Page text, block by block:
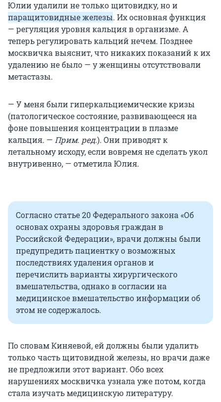
Юлии удалили не только щитовидку, но и
паращитовидные железы. Их основная функция
— регуляция уровня кальция в организме. А
теперь регулировать кальций нечем. Позднее
москвичка выяснит, что никаких показаний к их
удалению не было — у женщины отсутствовали
метастазы.
— У меня были гиперкальциемические кризы
(патологическое состояние, развивающееся на
фоне повышения концентрации в плазме
кальция. — Прим. ред.). Они приводят к
летальному исходу, если вовремя не сделать укол
внутривенно, — отметила Юлия.
Согласно статье 20 Федерального закона «Об
основах охраны здоровья граждан в
Российской Федерации», врачи должны были
предупредить пациентку о возможных
последствиях удаления органов и
перечислить варианты хирургического
вмешательства, однако в согласии на
медицинское вмешательство информации об
этом не содержалось.
По словам Киняевой, ей должны были удалить
только часть щитовидной железы, но врачи даже
не предложили этот вариант. Обо всех
нарушениях москвичка узнала уже потом, когда
стала изучать медицинскую литературу.